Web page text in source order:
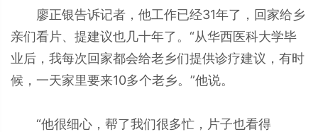
廖正银告诉记者，他工作已经31年了，回家给乡
亲们看片、提建议也几十年了。“从华西医科大学毕
业后，我每次回家都会给老乡们提供诊疗建议，有时
候，一天家里要来10多个老乡。”他说。
“他很细心，帮了我们很多忙，片子也看得